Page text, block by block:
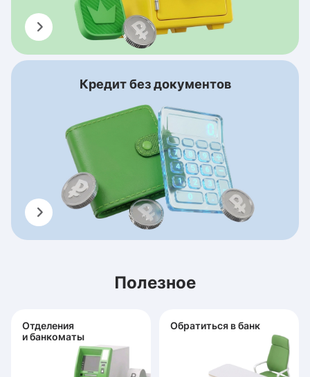
Кредит без документов
Полезное
Отделения
и банкоматы
Обратиться в банк